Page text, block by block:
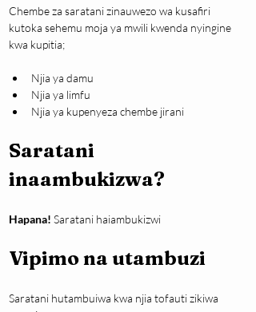
Chembe za saratani zinauwezo wa kusafiri
kutoka sehemu moja ya mwili kwenda nyingine
kwa kupitia;
Njia ya damu
Njia ya limfu
Njia ya kupenyeza chembe jirani
Saratani
inaambukizwa?
Hapana! Saratani haiambukizwi
Vipimo na utambuzi
Saratani hutambuiwa kwa njia tofauti zikiwa